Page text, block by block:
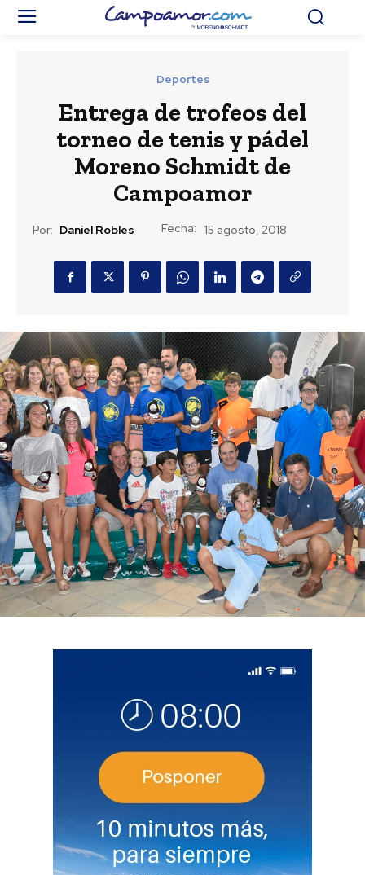
Deportes
Entrega de trofeos del
torneo de tenis y pádel
Moreno Schmidt de
Campoamor
Por: Daniel Robles Fecha: 15 agosto, 2018